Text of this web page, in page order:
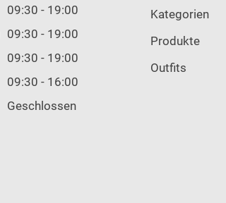
09:30 - 19:00
09:30 - 19:00
09:30 - 19:00
09:30 - 16:00
Geschlossen
Kategorien
Produkte
Outfits